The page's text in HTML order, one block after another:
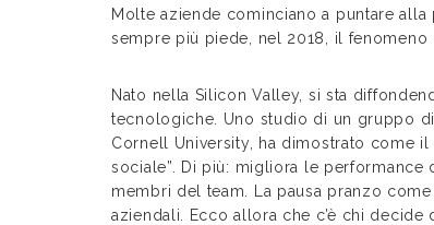
Molte aziende cominciano a puntare alla
sempre più piede, nel 2018, il fenomeno
Nato nella Silicon Valley, si sta
tecnologiche. Uno studio di un gruppo
Cornell University, ha dimostrato come
sociale”. Di più: migliora le
membri del team. La pausa pranzo
aziendali. Ecco allora che c’è chi